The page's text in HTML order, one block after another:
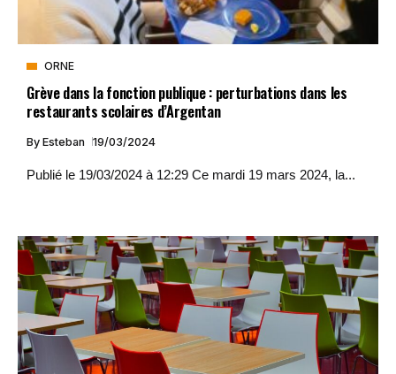
ORNE
Grève dans la fonction publique : perturbations dans les
restaurants scolaires d’Argentan
By Esteban 19/03/2024
Publié le 19/03/2024 à 12:29 Ce mardi 19 mars 2024, la...